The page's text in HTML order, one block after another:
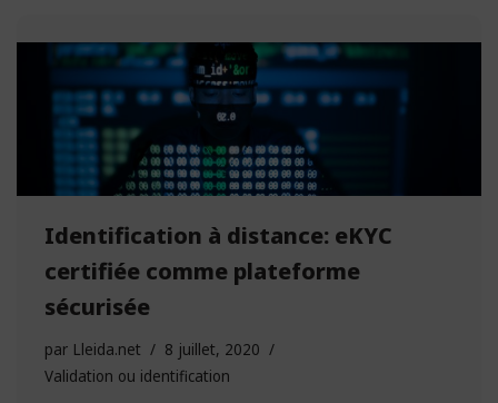
Identification à distance: eKYC
certifiée comme plateforme
sécurisée
par Lleida.net
8 juillet, 2020
Validation ou identification